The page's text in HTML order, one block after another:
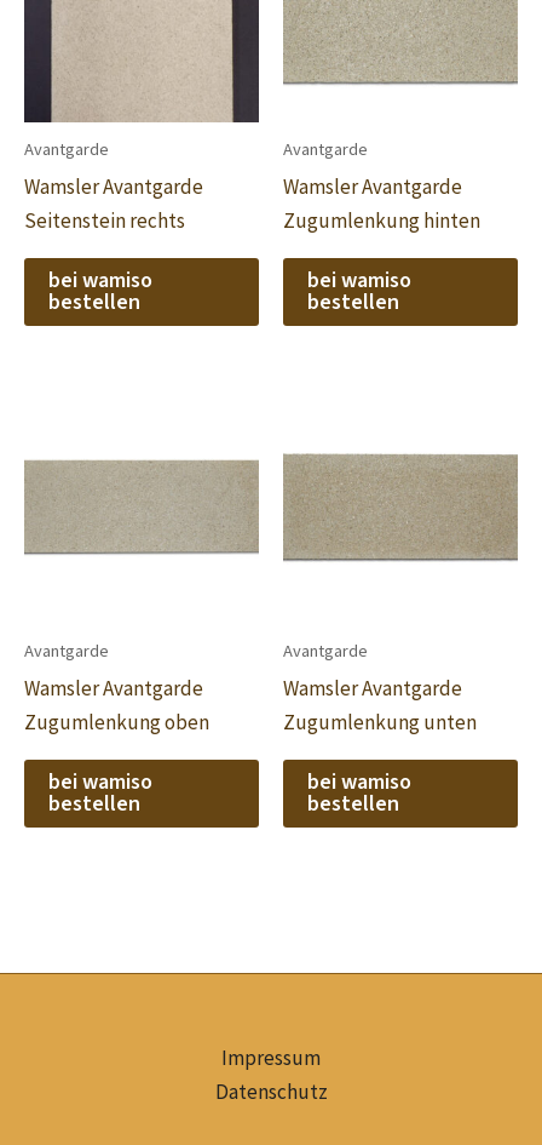
Avantgarde
Wamsler Avantgarde
Seitenstein rechts
bei wamiso
bestellen
Avantgarde
Wamsler Avantgarde
Zugumlenkung hinten
bei wamiso
bestellen
Avantgarde
Wamsler Avantgarde
Zugumlenkung oben
bei wamiso
bestellen
Avantgarde
Wamsler Avantgarde
Zugumlenkung unten
bei wamiso
bestellen
Impressum
Datenschutz